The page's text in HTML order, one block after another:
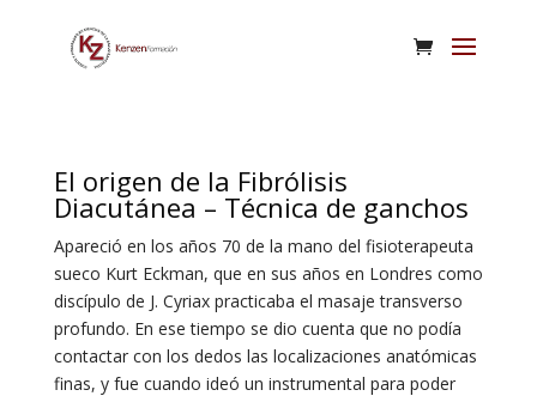
El origen de la Fibrólisis
Diacutánea – Técnica de ganchos
Apareció en los años 70 de la mano del fisioterapeuta
sueco Kurt Eckman, que en sus años en Londres como
discípulo de J. Cyriax practicaba el masaje transverso
profundo. En ese tiempo se dio cuenta que no podía
contactar con los dedos las localizaciones anatómicas
finas, y fue cuando ideó un instrumental para poder